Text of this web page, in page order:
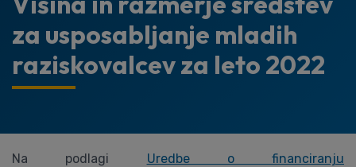
za usposabljanje mladih
raziskovalcev za leto 2022
Na podlagi Uredbe o financiranju